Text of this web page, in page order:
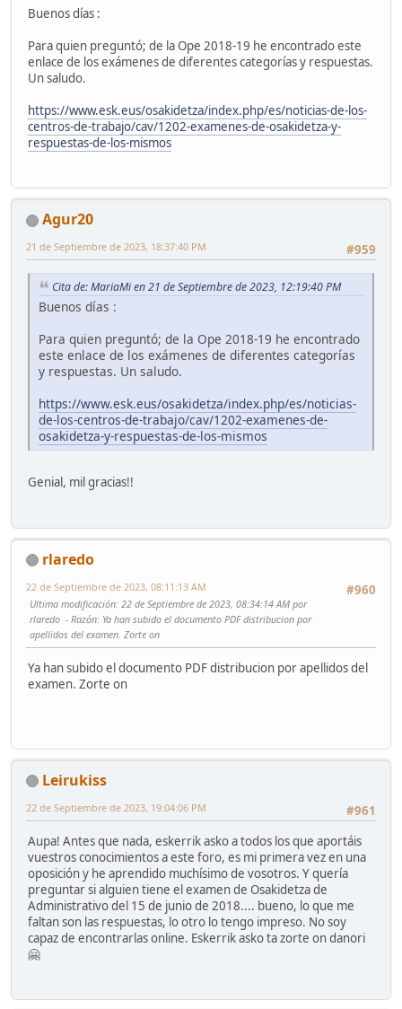
Buenos días :
Para quien preguntó; de la Ope 2018-19 he encontrado este
enlace de los exámenes de diferentes categorías y respuestas.
Un saludo.
https://www.esk.eus/osakidetza/index.php/es/noticias-de-los-
centros-de-trabajo/cav/1202-examenes-de-osakidetza-y-
respuestas-de-los-mismos
Agur20
#959
21 de Septiembre de 2023, 18:37:40 PM
Cita de: MariaMi en 21 de Septiembre de 2023, 12:19:40 PM
Buenos días :
Para quien preguntó; de la Ope 2018-19 he encontrado
este enlace de los exámenes de diferentes categorías
y respuestas. Un saludo.
https://www.esk.eus/osakidetza/index.php/es/noticias-
de-los-centros-de-trabajo/cav/1202-examenes-de-
osakidetza-y-respuestas-de-los-mismos
Genial, mil gracias!!
rlaredo
#960
22 de Septiembre de 2023, 08:11:13 AM
Ultima modificación: 22 de Septiembre de 2023, 08:34:14 AM por
rlaredo
Razón: Ya han subido el documento PDF distribucion por
apellidos del examen. Zorte on
Ya han subido el documento PDF distribucion por apellidos del
examen. Zorte on
Leirukiss
#961
22 de Septiembre de 2023, 19:04:06 PM
Aupa! Antes que nada, eskerrik asko a todos los que aportáis
vuestros conocimientos a este foro, es mi primera vez en una
oposición y he aprendido muchísimo de vosotros. Y quería
preguntar si alguien tiene el examen de Osakidetza de
Administrativo del 15 de junio de 2018.... bueno, lo que me
faltan son las respuestas, lo otro lo tengo impreso. No soy
capaz de encontrarlas online. Eskerrik asko ta zorte on danori
🤗